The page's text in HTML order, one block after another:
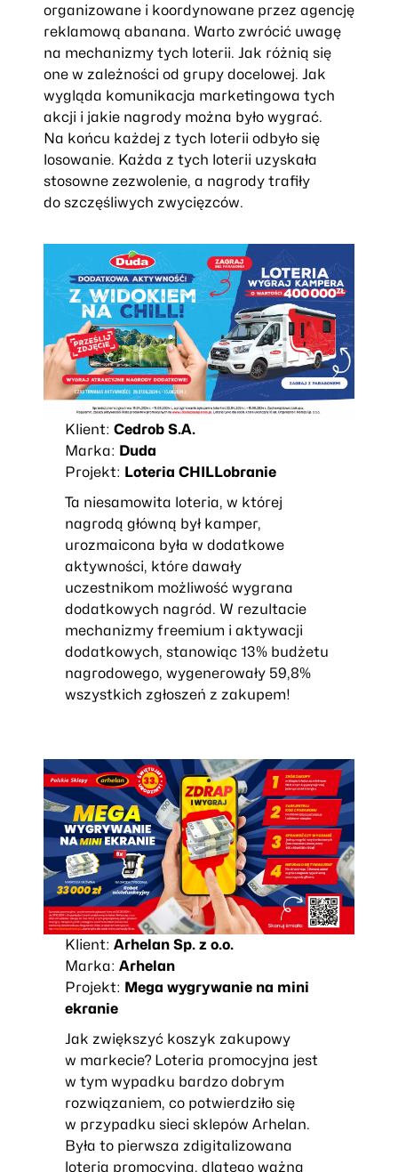
organizowane i koordynowane przez agencję
reklamową abanana. Warto zwrócić uwagę
na mechanizmy tych loterii. Jak różnią się
one w zależności od grupy docelowej. Jak
wygląda komunikacja marketingowa tych
akcji i jakie nagrody można było wygrać.
Na końcu każdej z tych loterii odbyło się
losowanie. Każda z tych loterii uzyskała
stosowne zezwolenie, a nagrody trafiły
do szczęśliwych zwycięzców.
Klient:Cedrob S.A.
Marka: Duda
Projekt: Loteria CHILLobranie
Ta niesamowita loteria, w której
nagrodą główną był kamper,
urozmaicona była w dodatkowe
aktywności, które dawały
uczestnikom możliwość wygrana
dodatkowych nagród. W rezultacie
mechanizmy freemium i aktywacji
dodatkowych, stanowiąc 13% budżetu
nagrodowego, wygenerowały 59,8%
wszystkich zgłoszeń z zakupem!
Klient:Arhelan Sp. z o.o.
Marka:Arhelan
Projekt: Mega wygrywanie na mini
ekranie
Jak zwiększyć koszyk zakupowy
w markecie? Loteria promocyjna jest
w tym wypadku bardzo dobrym
rozwiązaniem, co potwierdziło się
w przypadku sieci sklepów Arhelan.
Była to pierwsza zdigitalizowana
loteria promocyjna, dlatego ważna